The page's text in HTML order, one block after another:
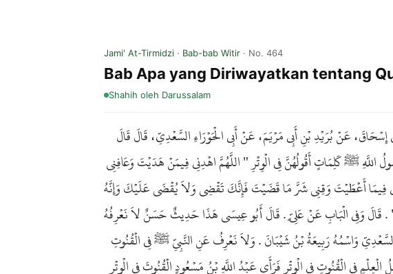
Jami' At-Tirmidzi · Bab-bab Witir · No. 464
Bab Apa yang Diriwayatkan tentang
Shahih oleh Darussalam
عَنْ بُرَيْدِ بْنِ أَبِي مَرْيَمَ، عَنْ أَبِي الْحَوْرَاءِ السَّعْدِيِّ، قَالَ قَالَ
اللَّهِ ﷺ كَلِمَاتٍ أَقُولُهُنَّ فِي الْوِتْرِ " اللَّهُمَّ اهْدِنِي فِيمَنْ هَدَيْتَ وَعَافِنِي
فِيمَا أَعْطَيْتَ وَقِنِي شَرَّ مَا قَضَيْتَ فَإِنَّكَ تَقْضِي وَلاَ يُقْضَى عَلَيْكَ وَإِنَّهُ
. قَالَ وَفِي الْبَابِ عَنْ عَلِيٍّ . قَالَ أَبُو عِيسَى هَذَا حَدِيثٌ حَسَنٌ لاَ نَعْرِفُهُ
وَاسْمُهُ رَبِيعَةُ بْنُ شَيْبَانَ . وَلاَ نَعْرِفُ عَنِ النَّبِيِّ ﷺ فِي الْقُنُوتِ
فِي الْقُنُوتِ فِي الْوِتْرِ فَرَأَى عَبْدُ اللَّهِ بْنُ مَسْعُودٍ الْقُنُوتَ فِي الْوِتْرِ